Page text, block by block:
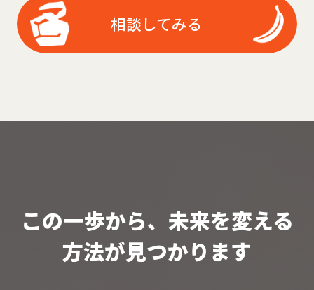
相談してみる
この一歩から、未来を変える
方法が見つかります